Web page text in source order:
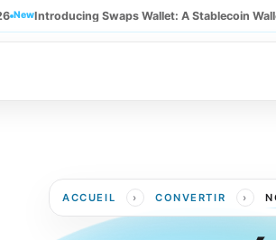
NewIntroducing Swaps Wallet: A Stablecoin
ACCUEIL › CONVERTIR ›